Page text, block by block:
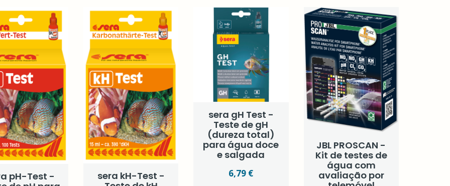
pH-Test -
sera kH-Test -
sera gH Test -
Teste de gH
(dureza total)
para água doce
e salgada
6,79 €
JBL PROSCAN -
Kit de testes de
água com
avaliação por